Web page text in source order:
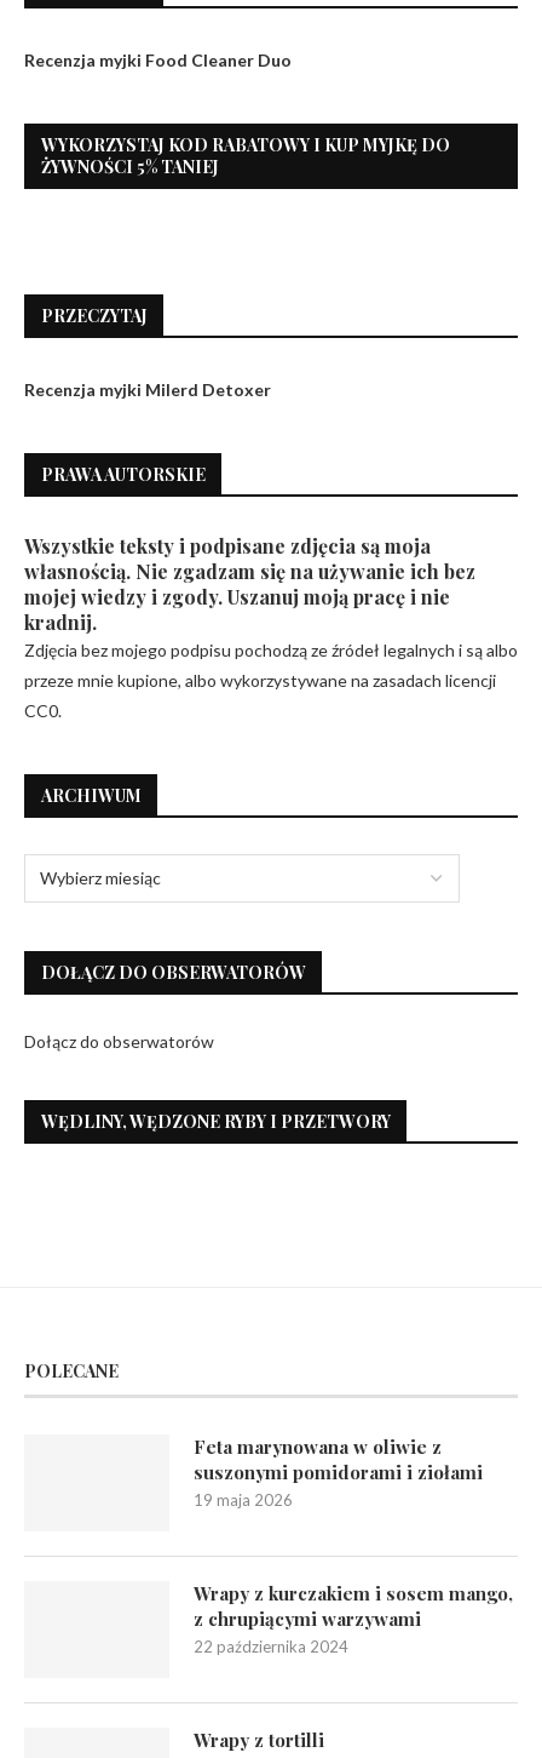
Recenzja myjki Food Cleaner Duo
WYKORZYSTAJ KOD RABATOWY I KUP MYJKĘ DO
ŻYWNOŚCI 5% TANIEJ
PRZECZYTAJ
Recenzja myjki Milerd Detoxer
PRAWA AUTORSKIE
Wszystkie teksty i podpisane zdjęcia są moja
własnością. Nie zgadzam się na używanie ich bez
mojej wiedzy i zgody. Uszanuj moją pracę i nie
kradnij.
Zdjęcia bez mojego podpisu pochodzą ze źródeł legalnych i są albo
przeze mnie kupione, albo wykorzystywane na zasadach licencji
CC0.
ARCHIWUM
DOŁĄCZ DO OBSERWATORÓW
Dołącz do obserwatorów
WĘDLINY, WĘDZONE RYBY I PRZETWORY
POLECANE
Feta marynowana w oliwie z
suszonymi pomidorami i ziołami
19 maja 2026
Wrapy z kurczakiem i sosem mango,
z chrupiącymi warzywami
22 października 2024
Wrapy z tortilli